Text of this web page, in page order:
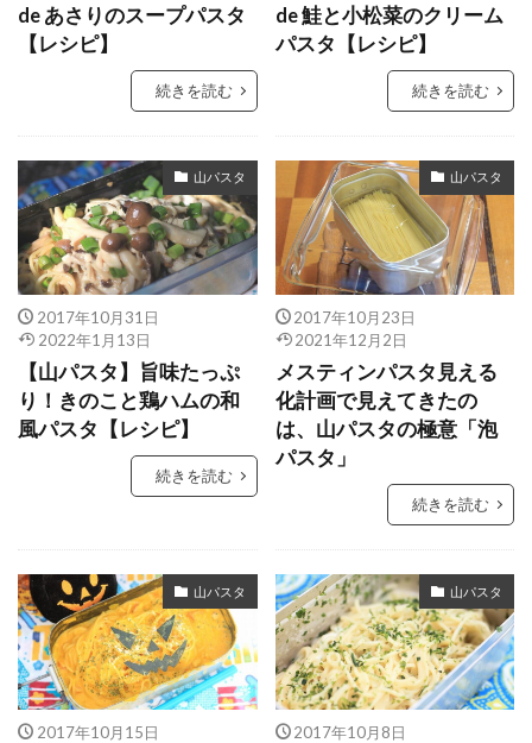
de あさりのスープパスタ
【レシピ】
続きを読む
de 鮭と小松菜のクリーム
パスタ【レシピ】
続きを読む
山パスタ
2017年10月31日
2022年1月13日
【山パスタ】旨味たっぷ
り！きのこと鶏ハムの和
風パスタ【レシピ】
続きを読む
山パスタ
2017年10月23日
2021年12月2日
メスティンパスタ見える
化計画で見えてきたの
は、山パスタの極意「泡
パスタ」
続きを読む
山パスタ
2017年10月15日
山パスタ
2017年10月8日